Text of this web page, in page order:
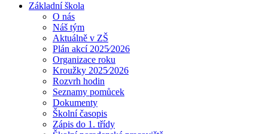
Základní škola
O nás
Náš tým
Aktuálně v ZŠ
Plán akcí 2025⁄2026
Organizace roku
Kroužky 2025⁄2026
Rozvrh hodin
Seznamy pomůcek
Dokumenty
Školní časopis
Zápis do 1. třídy